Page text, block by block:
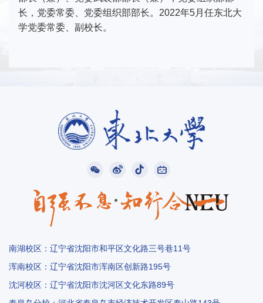
长，党委常委、党委组织部部长。2022年5月任东北大
学党委常委、副校长。
南湖校区：辽宁省沈阳市和平区文化路三号巷11号
浑南校区：辽宁省沈阳市浑南区创新路195号
沈河校区：辽宁省沈阳市沈河区文化东路89号